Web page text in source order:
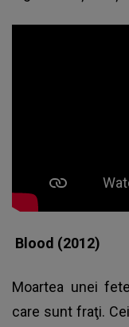
Blood (2012)
Moartea unei
care sunt fraţi.